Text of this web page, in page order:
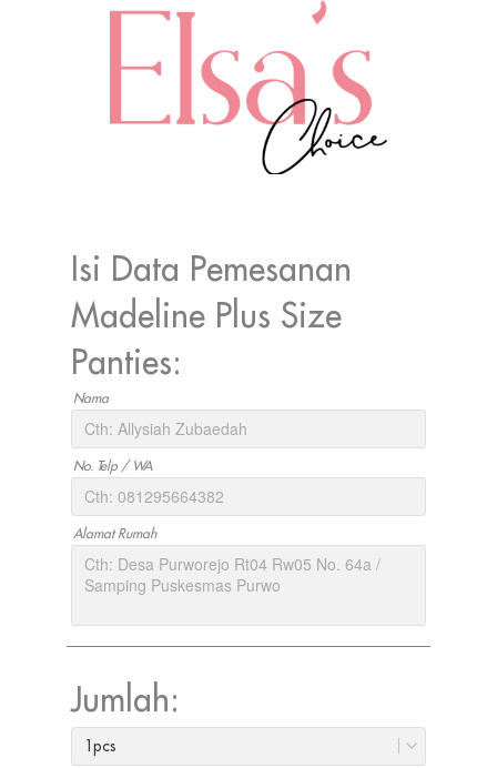
Isi Data Pemesanan
Madeline Plus Size
Panties:
Nama
No. Telp / WA
Alamat Rumah
Jumlah:
1pcs